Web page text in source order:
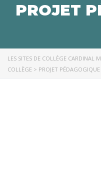
PROJET
LES SITES DE COLLÈGE CARDINAL
COLLÈGE > PROJET PÉDAGOGIQUE